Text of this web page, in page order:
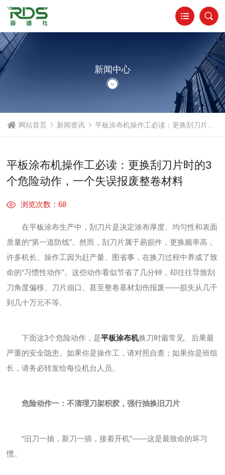
NEWS CENTER
新闻中心
网站首页 新闻资讯 平板涂布机操作工必读：更换刮刀片时的3个危险动作，一个失误报废整卷材料
平板涂布机操作工必读：更换刮刀片时的3
个危险动作，一个失误报废整卷材料
浏览次数：68
在平板涂布生产中，刮刀片是决定涂布厚度、均匀性和表面
质量的“第一道防线”。然而，刮刀片属于易损件，更换频率高，
许多机长、操作工因为赶产量、图省事，在换刀过程中养成了致
命的“习惯性动作”。这些动作看似节省了几分钟，却往往导致刮
刀角度偏移、刀片崩口、甚至整卷基材划伤报废——损失从几千
到几十万元不等。
下面这3个危险动作，是平板涂布机换刀时最常见、后果最
严重的安全隐患。如果你是操作工，请对照自查；如果你是班组
长，请务必转发给每位机台人员。
危险动作一：不清理刀架积胶，强行抽换旧刀片
“旧刀一抽，新刀一插，接着开机”——这是最致命的坏习
惯。